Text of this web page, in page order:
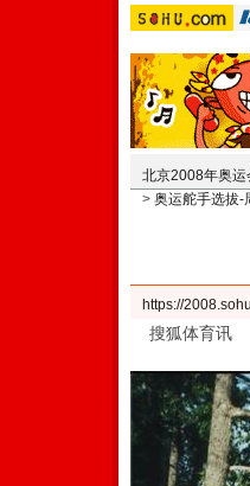
北京2008年奥运
> 奥运舵手选拔-
https://
搜狐体育讯